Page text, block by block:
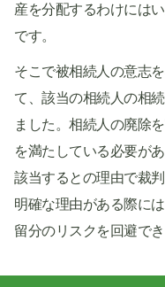
産を分配するわけには
です。
そこで被相続人の意志
て、該当の相続人の相
ました。相続人の廃除
を満たしている必要が
該当するとの理由で裁
明確な理由がある際に
留分のリスクを回避で